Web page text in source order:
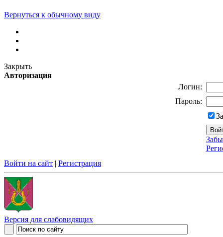
Вернуться к обычному виду
Закрыть
Авторизация
Логин:
Пароль:
Войти на сайт | Регистрация
Версия для слабовидящих